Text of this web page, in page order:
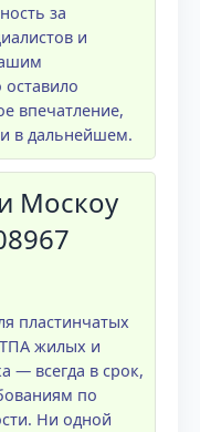
за
и
впечатление,
в дальнейшем.
Москоу
пластинчатых
жилых и
— всегда в срок,
по
Ни одной